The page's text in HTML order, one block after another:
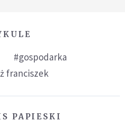
#gospodarka
franciszek
PAPIESKI